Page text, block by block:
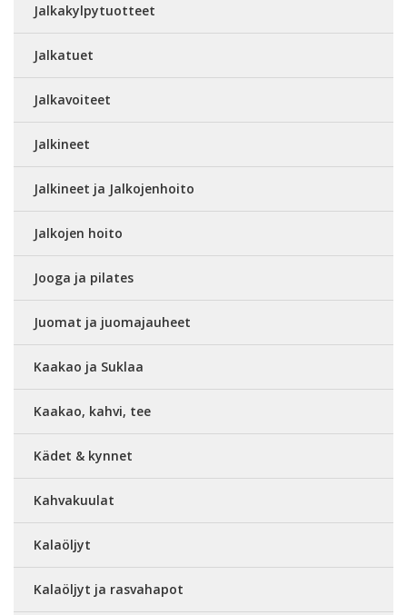
Jalkakylpytuotteet
Jalkatuet
Jalkavoiteet
Jalkineet
Jalkineet ja Jalkojenhoito
Jalkojen hoito
Jooga ja pilates
Juomat ja juomajauheet
Kaakao ja Suklaa
Kaakao, kahvi, tee
Kädet & kynnet
Kahvakuulat
Kalaöljyt
Kalaöljyt ja rasvahapot